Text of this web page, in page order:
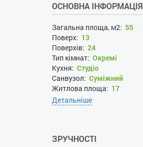
ОСНОВНА ІНФОРМАЦІЯ
Загальна площа, м2: 55
Поверх: 13
Поверхів: 24
Тип кімнат: Окремі
Кухня: Студіо
Санвузол: Суміжний
Житлова площа: 17
Площа кухні:
Рік ремонту:
Новобудова:
Детальніше
ЗРУЧНОСТІ